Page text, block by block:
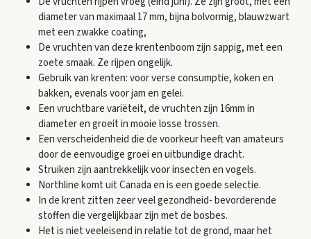
diameter van maximaal 17 mm, bijna bolvormig, blauwzwart
met een zwakke coating,
De vruchten van deze krentenboom zijn sappig, met een
zoete smaak. Ze rijpen ongelijk.
Gebruik van krenten: voor verse consumptie, koken en
bakken, evenals voor jam en gelei.
Een vruchtbare variëteit, de vruchten zijn 16mm in
diameter en groeit in mooie losse trossen.
Een verscheidenheid die de voorkeur heeft van amateurs
door de eenvoudige groei en uitbundige dracht.
Struiken zijn aantrekkelijk voor insecten en vogels.
Northline komt uit Canada en is een goede selectie.
In de krent zitten zeer veel gezondheid- bevorderende
stoffen die vergelijkbaar zijn met de bosbes.
Het is niet veeleisend in relatie tot de grond, maar het